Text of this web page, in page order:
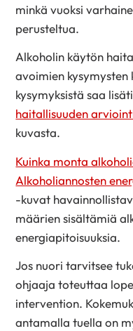
minkä vuoksi
perusteltua.
Alkoholin käytön
avoimien kysymysten
kysymyksistä saa
haitallisuuden
kuvasta.
Kuinka monta
Alkoholiannosten
-kuvat
määrien sisältämiä
energiapitoisuuksia.
Jos nuori tarvitsee
ohjaaja toteuttaa
intervention.
antamalla tuella on